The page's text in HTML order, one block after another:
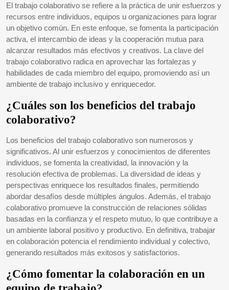
El trabajo colaborativo se refiere a la práctica de unir esfuerzos y
recursos entre individuos, equipos u organizaciones para lograr
un objetivo común. En este enfoque, se fomenta la participación
activa, el intercambio de ideas y la cooperación mutua para
alcanzar resultados más efectivos y creativos. La clave del
trabajo colaborativo radica en aprovechar las fortalezas y
habilidades de cada miembro del equipo, promoviendo así un
ambiente de trabajo inclusivo y enriquecedor.
¿Cuáles son los beneficios del trabajo
colaborativo?
Los beneficios del trabajo colaborativo son numerosos y
significativos. Al unir esfuerzos y conocimientos de diferentes
individuos, se fomenta la creatividad, la innovación y la
resolución efectiva de problemas. La diversidad de ideas y
perspectivas enriquece los resultados finales, permitiendo
abordar desafíos desde múltiples ángulos. Además, el trabajo
colaborativo promueve la construcción de relaciones sólidas
basadas en la confianza y el respeto mutuo, lo que contribuye a
un ambiente laboral positivo y productivo. En definitiva, trabajar
en colaboración potencia el rendimiento individual y colectivo,
generando resultados más exitosos y satisfactorios.
¿Cómo fomentar la colaboración en un